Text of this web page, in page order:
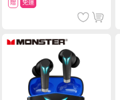
贈 免運